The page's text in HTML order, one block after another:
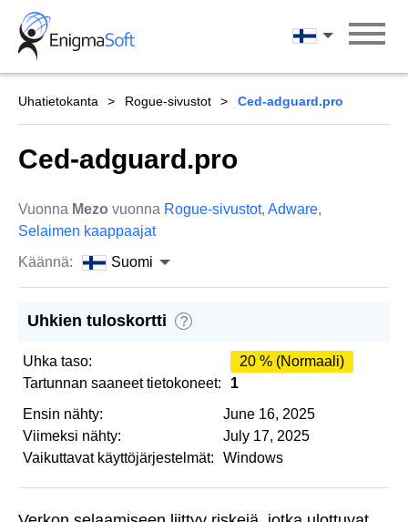
Skip
content
Suomi
Uhatietokanta Rogue-sivustot Ced-adguard.pro
Ced-adguard.pro
Vuonna Mezo vuonna Rogue-sivustot, Adware,
Selaimen kaappaajat
Käännä:
Suomi
Uhkien tuloskortti ?
Uhka taso:
20 % (Normaali)
Tartunnan saaneet tietokoneet:
1
Ensin nähty:
June 16, 2025
Viimeksi nähty:
July 17, 2025
Vaikuttavat käyttöjärjestelmät:
Windows